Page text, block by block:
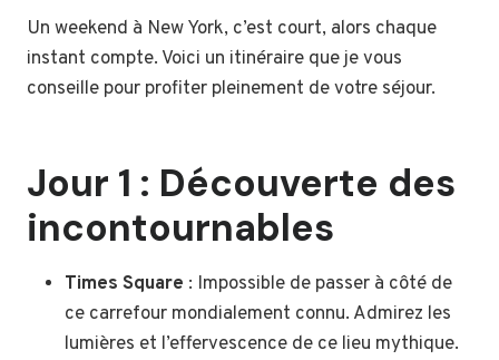
Un weekend à New York, c’est court, alors chaque
instant compte. Voici un itinéraire que je vous
conseille pour profiter pleinement de votre séjour.
Jour 1 : Découverte des
incontournables
Times Square : Impossible de passer à côté de
ce carrefour mondialement connu. Admirez les
lumières et l’effervescence de ce lieu mythique.